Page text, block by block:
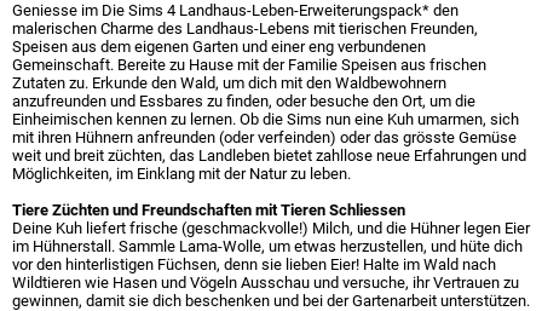
Geniesse im Die Sims 4 Landhaus-Leben-Erweiterungspack* den
malerischen Charme des Landhaus-Lebens mit tierischen Freunden,
Speisen aus dem eigenen Garten und einer eng verbundenen
Gemeinschaft. Bereite zu Hause mit der Familie Speisen aus frischen
Zutaten zu. Erkunde den Wald, um dich mit den Waldbewohnern
anzufreunden und Essbares zu finden, oder besuche den Ort, um die
Einheimischen kennen zu lernen. Ob die Sims nun eine Kuh umarmen, sich
mit ihren Hühnern anfreunden (oder verfeinden) oder das grösste Gemüse
weit und breit züchten, das Landleben bietet zahllose neue Erfahrungen und
Möglichkeiten, im Einklang mit der Natur zu leben.
Tiere Züchten und Freundschaften mit Tieren Schliessen
Deine Kuh liefert frische (geschmackvolle!) Milch, und die Hühner legen Eier
im Hühnerstall. Sammle Lama-Wolle, um etwas herzustellen, und hüte dich
vor den hinterlistigen Füchsen, denn sie lieben Eier! Halte im Wald nach
Wildtieren wie Hasen und Vögeln Ausschau und versuche, ihr Vertrauen zu
gewinnen, damit sie dich beschenken und bei der Gartenarbeit unterstützen.